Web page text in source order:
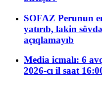
SOFAZ Perunun
yatırıb, lakin
açıqlamayıb
Media icmalı: 6
2026-cı il saat